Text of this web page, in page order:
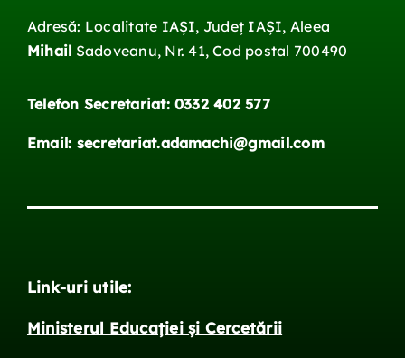
Adresă: Localitate IAŞI, Județ IAŞI, Aleea
Mihail Sadoveanu, Nr. 41, Cod postal 700490
Telefon Secretariat: 0332 402 577
Email: secretariat.adamachi@gmail.com
Link-uri utile:
Ministerul Educației și Cercetării